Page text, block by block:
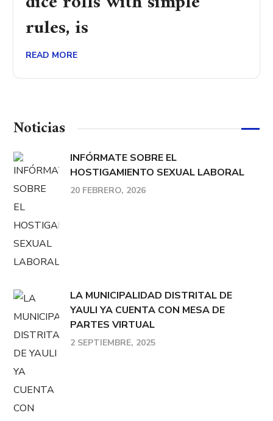
rules, is
READ MORE
Noticias
INFÓRMATE SOBRE EL
HOSTIGAMIENTO SEXUAL LABORAL
20 FEBRERO, 2026
LA MUNICIPALIDAD DISTRITAL DE
YAULI YA CUENTA CON MESA DE
PARTES VIRTUAL
2 SEPTIEMBRE, 2025